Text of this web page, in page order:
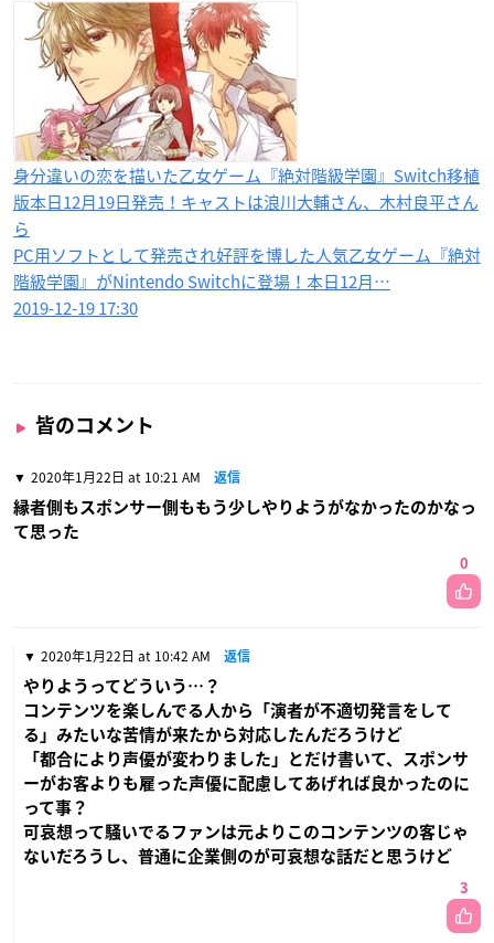
身分違いの恋を描いた乙女ゲーム『絶対階級学園』Switch移植
版本日12月19日発売！キャストは浪川大輔さん、木村良平さん
ら
PC用ソフトとして発売され好評を博した人気乙女ゲーム『絶対
階級学園』がNintendo Switchに登場！本日12月…
2019-12-19 17:30
皆のコメント
2020年1月22日 at 10:21 AM 返信
縁者側もスポンサー側ももう少しやりようがなかったのかなっ
て思った
0
2020年1月22日 at 10:42 AM 返信
やりようってどういう…？
コンテンツを楽しんでる人から「演者が不適切発言をして
る」みたいな苦情が来たから対応したんだろうけど
「都合により声優が変わりました」とだけ書いて、スポンサ
ーがお客よりも雇った声優に配慮してあげれば良かったのに
って事？
可哀想って騒いでるファンは元よりこのコンテンツの客じゃ
ないだろうし、普通に企業側のが可哀想な話だと思うけど
3